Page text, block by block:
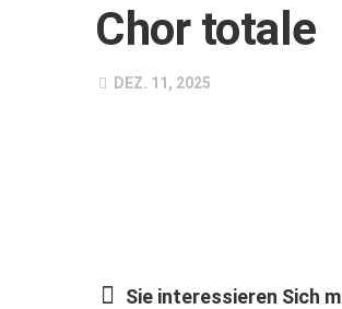
Chor totale
DEZ. 11, 2025
Sie interessieren Sich